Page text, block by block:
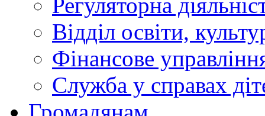
Відділ освіти,
Фінансове
Служба у справах